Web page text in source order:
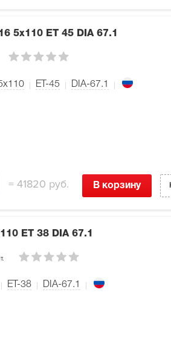
5x110 ET 45 DIA 67.1
ET-45 DIA-67.1
=41820 руб. В корзину
ET 38 DIA 67.1
ET-38 DIA-67.1